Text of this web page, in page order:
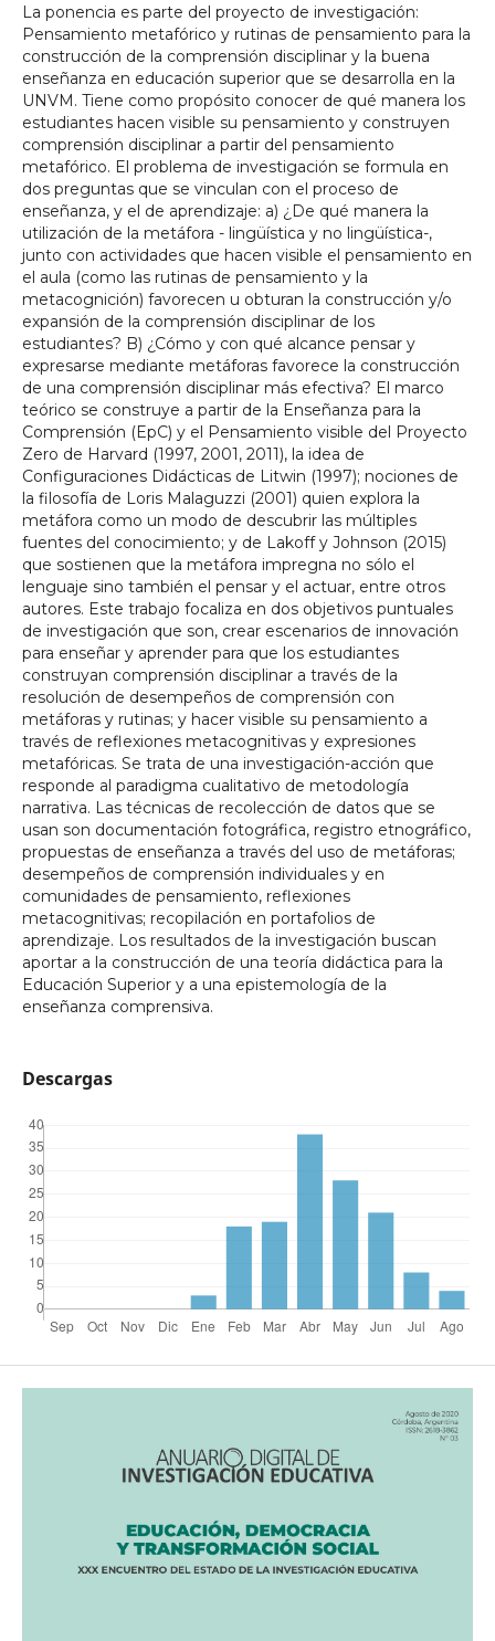
La ponencia es parte del proyecto de investigación:
Pensamiento metafórico y rutinas de pensamiento para la
construcción de la comprensión disciplinar y la buena
enseñanza en educación superior que se desarrolla en la
UNVM. Tiene como propósito conocer de qué manera los
estudiantes hacen visible su pensamiento y construyen
comprensión disciplinar a partir del pensamiento
metafórico. El problema de investigación se formula en
dos preguntas que se vinculan con el proceso de
enseñanza, y el de aprendizaje: a) ¿De qué manera la
utilización de la metáfora - lingüística y no lingüística-,
junto con actividades que hacen visible el pensamiento en
el aula (como las rutinas de pensamiento y la
metacognición) favorecen u obturan la construcción y/o
expansión de la comprensión disciplinar de los
estudiantes? B) ¿Cómo y con qué alcance pensar y
expresarse mediante metáforas favorece la construcción
de una comprensión disciplinar más efectiva? El marco
teórico se construye a partir de la Enseñanza para la
Comprensión (EpC) y el Pensamiento visible del Proyecto
Zero de Harvard (1997, 2001, 2011), la idea de
Configuraciones Didácticas de Litwin (1997); nociones de
la filosofía de Loris Malaguzzi (2001) quien explora la
metáfora como un modo de descubrir las múltiples
fuentes del conocimiento; y de Lakoff y Johnson (2015)
que sostienen que la metáfora impregna no sólo el
lenguaje sino también el pensar y el actuar, entre otros
autores. Este trabajo focaliza en dos objetivos puntuales
de investigación que son, crear escenarios de innovación
para enseñar y aprender para que los estudiantes
construyan comprensión disciplinar a través de la
resolución de desempeños de comprensión con
metáforas y rutinas; y hacer visible su pensamiento a
través de reflexiones metacognitivas y expresiones
metafóricas. Se trata de una investigación-acción que
responde al paradigma cualitativo de metodología
narrativa. Las técnicas de recolección de datos que se
usan son documentación fotográfica, registro etnográfico,
propuestas de enseñanza a través del uso de metáforas;
desempeños de comprensión individuales y en
comunidades de pensamiento, reflexiones
metacognitivas; recopilación en portafolios de
aprendizaje. Los resultados de la investigación buscan
aportar a la construcción de una teoría didáctica para la
Educación Superior y a una epistemología de la
enseñanza comprensiva.
Descargas